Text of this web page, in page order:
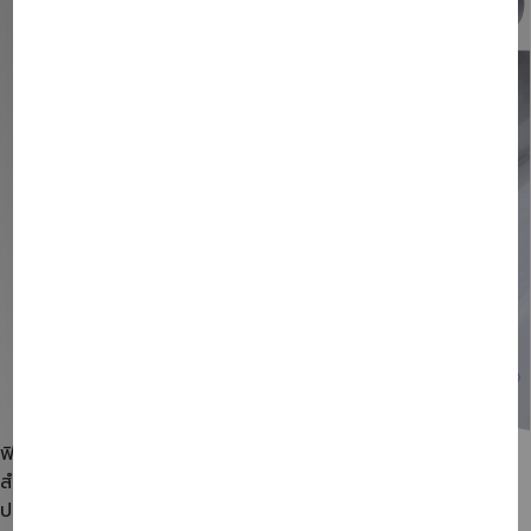
ฟิล์มกรองแสงและลดความร้อนรถยนต์ ฟิล์มกรองแสงเป็นสิ่ง
สำคัญที่ช่วยเพิ่มความเป็นส่วนตัว ลดความร้อนจากแสงแดด และ
ปกป้องภายในรถหรือบ้านจากรังสี UV ที่เป็นอันตราย เรามีบริการ